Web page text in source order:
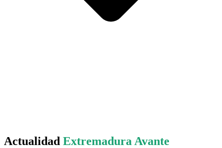
Actualidad Extremadura Avante